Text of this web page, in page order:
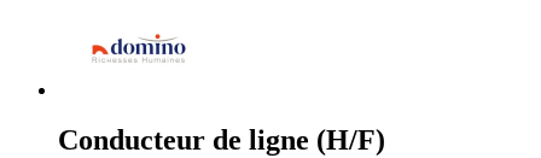
Conducteur de ligne (H/F)